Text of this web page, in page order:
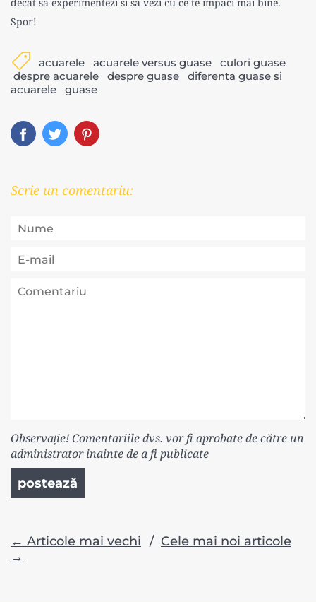
Spor!
acuarele acuarele versus guase
culori guase
despre acuarele
despre guase
diferenta guase si
acuarele
guase
Scrie un comentariu:
Observație! Comentariile dvs. vor fi aprobate de către un
administrator inainte de a fi publicate
postează
← Articole mai vechi / Cele mai noi articole
→